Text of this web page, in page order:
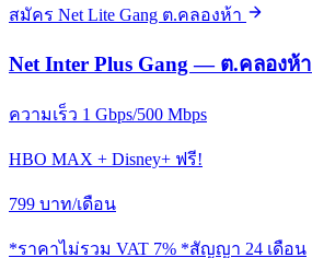
สมัคร Net Lite Gang ต.คลองห้า
Net Inter Plus Gang — ต.คลองห้า
ความเร็ว 1 Gbps/500 Mbps
HBO MAX + Disney+ ฟรี!
799 บาท/เดือน
*ราคาไม่รวม VAT 7% *สัญญา 24 เดือน